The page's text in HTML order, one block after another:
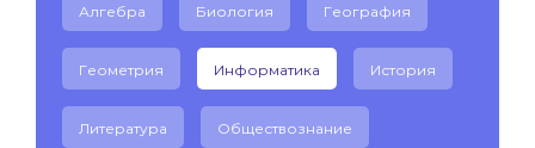
Алгебра Биология География
Геометрия Информатика История
Литература Обществознание